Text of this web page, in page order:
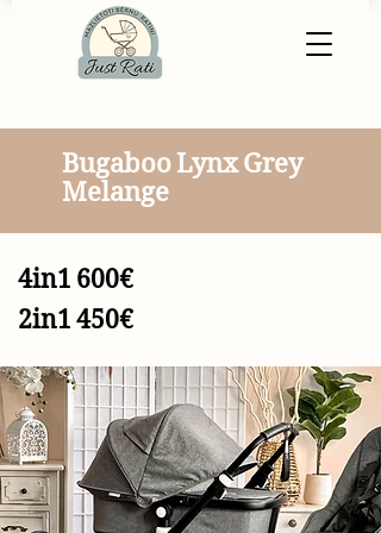
Bugaboo Lynx Grey
Melange
4in1 600€
2in1 450€